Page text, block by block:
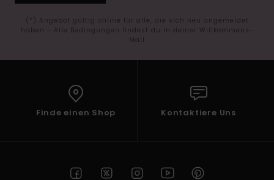
(*) Angebot gültig online für alle, die sich neu angemeldet
haben - Alle Bedingungen findest du in deiner Willkommens-
Mail
Finde einen Shop Kontaktiere Uns